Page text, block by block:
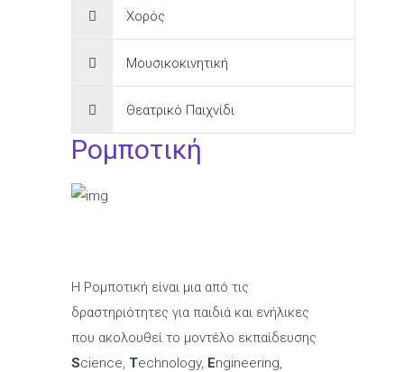
Χορός
Μουσικοκινητική
Θεατρικό Παιχνίδι
Ρομποτική
Η Ρομποτική είναι μια από τις
δραστηριότητες για παιδιά και ενήλικες
που ακολουθεί το μοντέλο εκπαίδευσης
Science, Technology, Engineering,